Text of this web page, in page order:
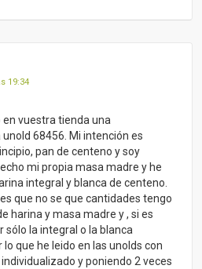
19:34
en vuestra tienda una
68456. Mi intención es
pan de centeno y soy
mi propia masa madre y he
integral y blanca de centeno.
que no se que cantidades tengo
harina y masa madre y , si es
sólo la integral o la blanca
lo que he leido en las unolds con
y poniendo 2 veces